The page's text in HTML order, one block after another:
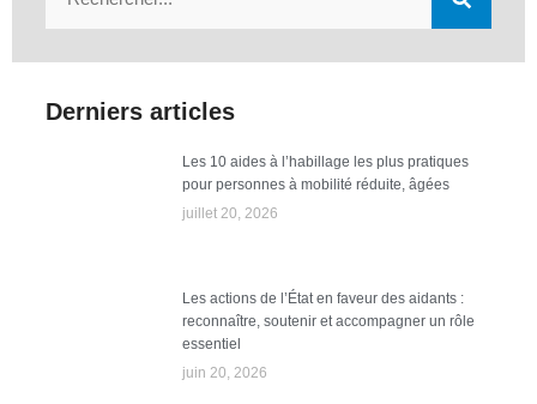
Derniers articles
Les 10 aides à l’habillage les plus pratiques
pour personnes à mobilité réduite, âgées
juillet 20, 2026
Les actions de l’État en faveur des aidants :
reconnaître, soutenir et accompagner un rôle
essentiel
juin 20, 2026